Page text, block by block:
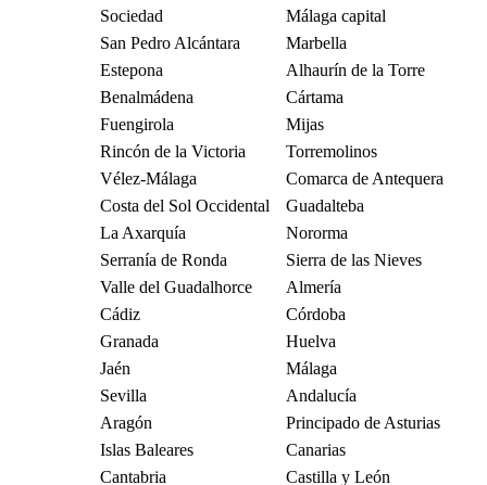
Sociedad
Málaga capital
San Pedro Alcántara
Marbella
Estepona
Alhaurín de la Torre
Benalmádena
Cártama
Fuengirola
Mijas
Rincón de la Victoria
Torremolinos
Vélez-Málaga
Comarca de Antequera
Costa del Sol Occidental
Guadalteba
La Axarquía
Nororma
Serranía de Ronda
Sierra de las Nieves
Valle del Guadalhorce
Almería
Cádiz
Córdoba
Granada
Huelva
Jaén
Málaga
Sevilla
Andalucía
Aragón
Principado de Asturias
Islas Baleares
Canarias
Cantabria
Castilla y León